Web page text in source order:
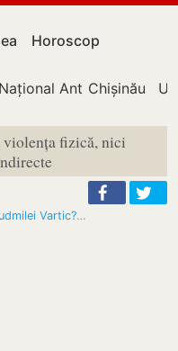
Horoscop
Anticorupție
Chișinău
fizică, nici
Când va avea loc exhumarea Ludmilei Vartic? Autoritățile vor implica…